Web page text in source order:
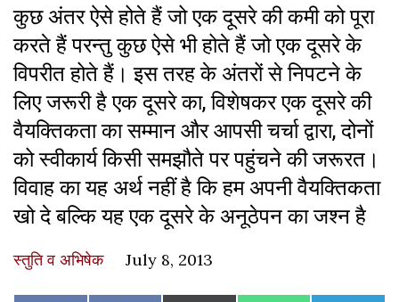
कुछ अंतर ऐसे होते हैं जो एक दूसरे की कमी को पूरा
करते हैं परन्तु कुछ ऐसे भी होते हैं जो एक दूसरे के
विपरीत होते हैं। इस तरह के अंतरों से निपटने के
लिए जरूरी है एक दूसरे का, विशेषकर एक दूसरे की
वैयक्तिकता का सम्मान और आपसी चर्चा द्वारा, दोनों
को स्वीकार्य किसी समझौते पर पहुंचने की जरूरत।
विवाह का यह अर्थ नहीं है कि हम अपनी वैयक्तिकता
खो दे बल्कि यह एक दूसरे के अनूठेपन का जश्न है
स्तुति व अभिषेक July 8, 2013